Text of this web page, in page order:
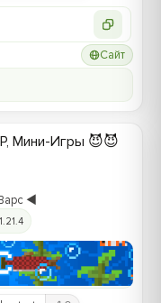
Сайт
Мини-Игры 😈😈
◀️